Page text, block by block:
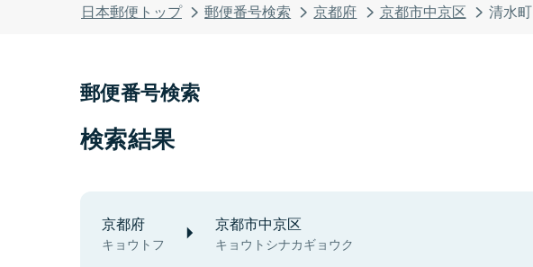
日本郵便トップ 郵便番号検索 京都府 京都市中京区 清水町
郵便番号検索
検索結果
京都府
キョウトフ
京都市中京区
キョウトシナカギョウク